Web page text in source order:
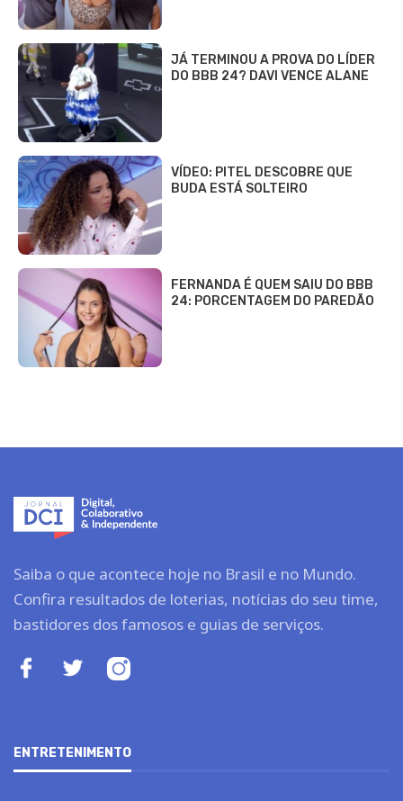
JÁ TERMINOU A PROVA DO LÍDER
DO BBB 24? DAVI VENCE ALANE
VÍDEO: PITEL DESCOBRE QUE
BUDA ESTÁ SOLTEIRO
FERNANDA É QUEM SAIU DO BBB
24: PORCENTAGEM DO PAREDÃO
Saiba o que acontece hoje no Brasil e no Mundo.
Confira resultados de loterias, notícias do seu time,
bastidores dos famosos e guias de serviços.
ENTRETENIMENTO